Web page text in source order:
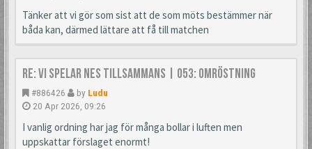
Tänker att vi gör som sist att de som möts bestämmer när
båda kan, därmed lättare att få till matchen
Re: Vi spelar NES tillsammans | 053: Omröstning
#886426 by Ludu
20 Apr 2026, 09:26
I vanlig ordning har jag för många bollar i luften men
uppskattar förslaget enormt!